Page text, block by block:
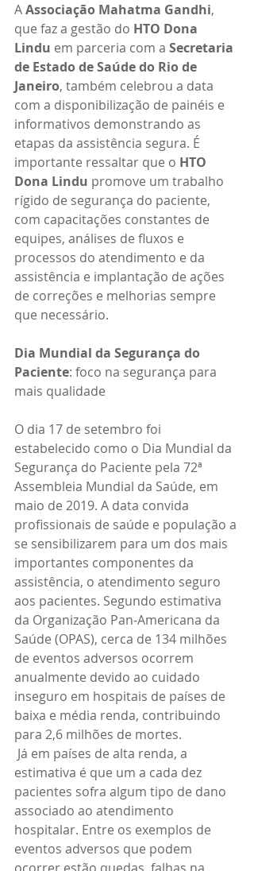
A Associação Mahatma Gandhi,
que faz a gestão do HTO Dona
Lindu em parceria com a Secretaria
de Estado de Saúde do Rio de
Janeiro, também celebrou a data
com a disponibilização de painéis e
informativos demonstrando as
etapas da assistência segura. É
importante ressaltar que o HTO
Dona Lindu promove um trabalho
rígido de segurança do paciente,
com capacitações constantes de
equipes, análises de fluxos e
processos do atendimento e da
assistência e implantação de ações
de correções e melhorias sempre
que necessário.
Dia Mundial da Segurança do
Paciente: foco na segurança para
mais qualidade
O dia 17 de setembro foi
estabelecido como o Dia Mundial da
Segurança do Paciente pela 72ª
Assembleia Mundial da Saúde, em
maio de 2019. A data convida
profissionais de saúde e população a
se sensibilizarem para um dos mais
importantes componentes da
assistência, o atendimento seguro
aos pacientes. Segundo estimativa
da Organização Pan-Americana da
Saúde (OPAS), cerca de 134 milhões
de eventos adversos ocorrem
anualmente devido ao cuidado
inseguro em hospitais de países de
baixa e média renda, contribuindo
para 2,6 milhões de mortes.
estimativa é que um a cada dez
pacientes sofra algum tipo de dano
associado ao atendimento
hospitalar. Entre os exemplos de
eventos adversos que podem